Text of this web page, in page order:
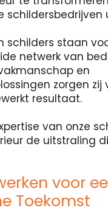
schildersbedrijven
schilders staan
netwerk van
en
zorgen zij
resultaat.
van onze
de uitstraling
voor
Toekomst